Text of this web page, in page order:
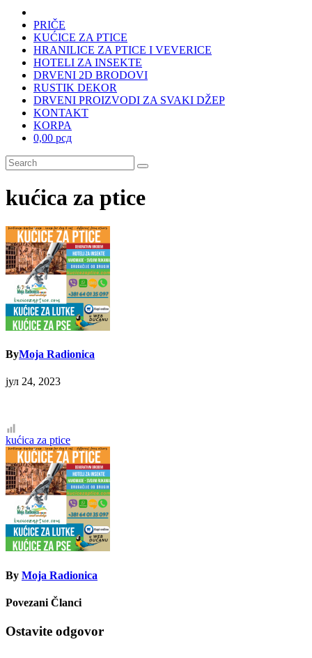
PRIČE
KUĆICE ZA PTICE
HRANILICE ZA PTICE I VEVERICE
HOTELI ZA INSEKTE
DRVENI 2D BRODOVI
RUSTIK DEKOR
DRVENI PROIZVODI ZA SVAKI DŽEP
KONTAKT
KORPA
0,00 рсд
kućica za ptice
ByMoja Radionica
јул 24, 2023
Кретање
чланка
kućica za ptice
By Moja Radionica
Povezani Članci
Ostavite odgovor